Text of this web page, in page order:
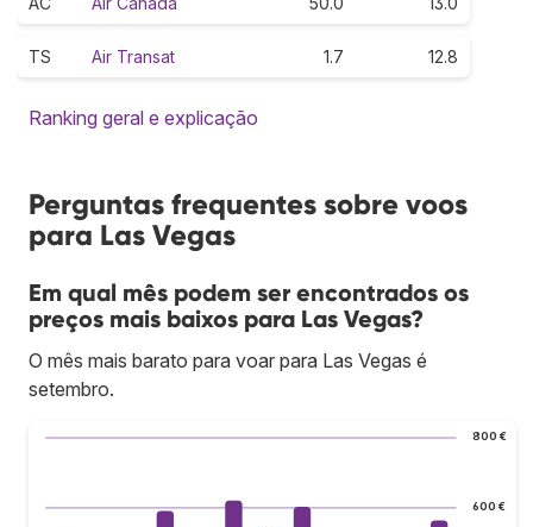
TS Air Transat 1.7 12.8
Ranking geral e explicação
Perguntas frequentes sobre voos
para Las Vegas
Em qual mês podem ser encontrados os
preços mais baixos para Las Vegas?
O mês mais barato para voar para Las Vegas é
setembro.
600 €
800 €